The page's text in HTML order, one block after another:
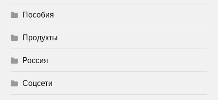
Пособия
Продукты
Россия
Соцсети